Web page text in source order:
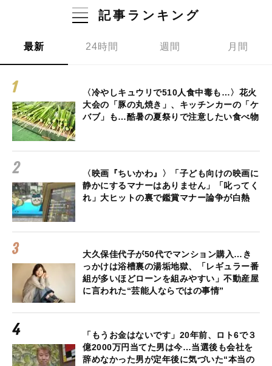
記事ランキング
最新 24時間 週間 月間
〈冷やしキュウリで510人食中毒も…〉花火
大会の「豚の丸焼き」、キッチンカーの「ケ
バブ」も…酷暑の夏祭りで注意したい食べ物
〈映画『ちいかわ』〉「子ども向けの映画に
静かにするマナーはありません」「叱ってく
れ」大ヒットの裏で鑑賞マナー論争が白熱
大久保佳代子が50代でマンション購入…き
っかけは浴槽裏の湯垢地獄、「レギュラー番
組が多いほどローンを組みやすい」不動産屋
に言われた“芸能人ならではの事情”
「もうお金はないです」20年前、ロト6で３
億2000万円当てた男は今…当選後も会社を
辞めなかった男が定年後に気づいた“本当の